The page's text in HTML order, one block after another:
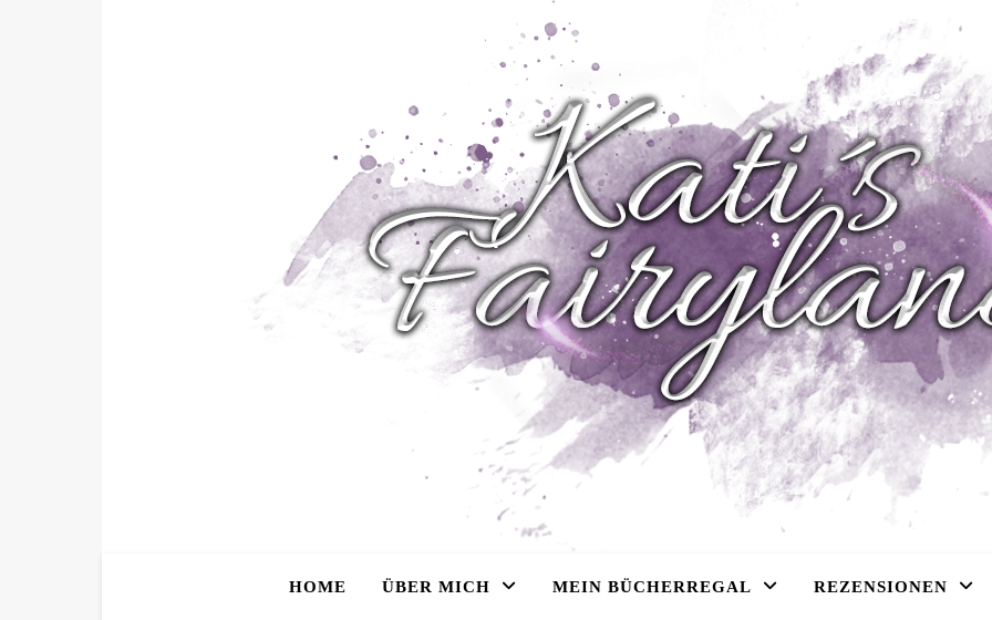
HOME ÜBER MICH MEIN BÜCHERREGAL REZENSIONEN